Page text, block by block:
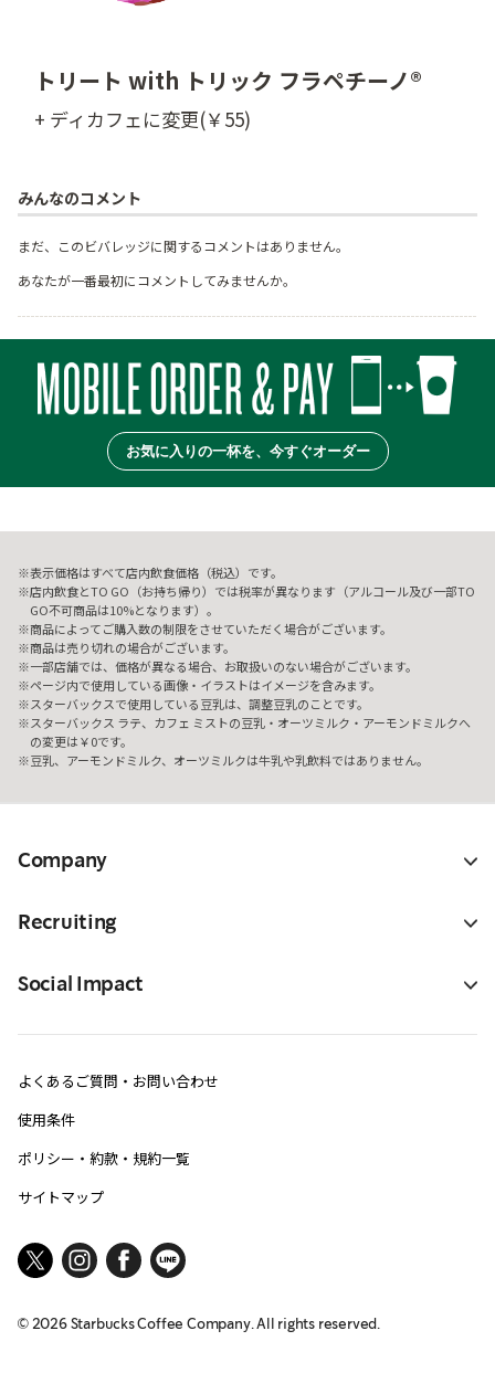
トリート with トリック フラペチーノ®
+ ディカフェに変更(￥55)
みんなのコメント
まだ、このビバレッジに関するコメントはありません。
あなたが一番最初にコメントしてみませんか。
お気に入りの一杯を、今すぐオーダー
表示価格はすべて店内飲食価格（税込）です。
店内飲食とTO GO（お持ち帰り）では税率が異なります（アルコール及び一部TO
GO不可商品は10%となります）。
商品によってご購入数の制限をさせていただく場合がございます。
商品は売り切れの場合がございます。
一部店舗では、価格が異なる場合、お取扱いのない場合がございます。
ページ内で使用している画像・イラストはイメージを含みます。
スターバックスで使用している豆乳は、調整豆乳のことです。
スターバックス ラテ、カフェ ミストの豆乳・オーツミルク・アーモンドミルクへ
の変更は￥0です。
豆乳、アーモンドミルク、オーツミルクは牛乳や乳飲料ではありません。
Company
Recruiting
Social Impact
よくあるご質問・お問い合わせ
使用条件
ポリシー・約款・規約一覧
サイトマップ
© 2026Starbucks Coffee Company. All rights reserved.